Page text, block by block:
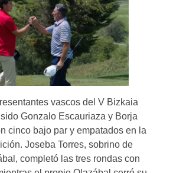
vascos del V Bizkaia
Gonzalo Escauriaza y Borja
cinco bajo par y empatados en la
Joseba Torres, sobrino de
completó las tres rondas con